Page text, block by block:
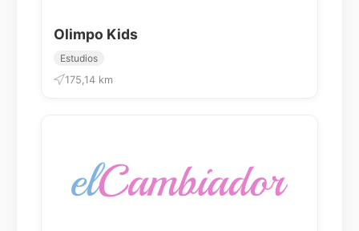
Olimpo Kids
Estudios
175,14 km